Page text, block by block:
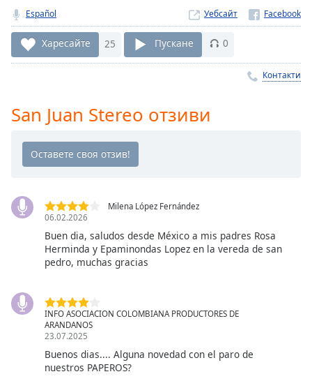
Remaining
Time-
Chapters
Chapters
descriptions
off
,
selected
settings,
opens
subtitles
settings
dialog
Español Уебсайт
Харесайте 25 Пускане 0
Контакти
San Juan Stereo отзиви
Milena López Fernández
06.02.2026
Buen dia, saludos desde México a mis padres Rosa
Herminda y Epaminondas Lopez en la vereda de san
pedro, muchas gracias
INFO ASOCIACION COLOMBIANA PRODUCTORES DE
ARANDANOS
23.07.2025
Buenos dias.... Alguna novedad con el paro de
nuestros PAPEROS?